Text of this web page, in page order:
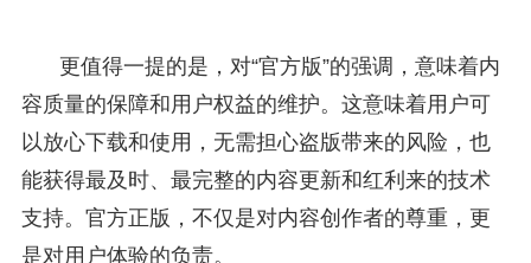
更值得一提的是，对“官方版”的强调，意味着内
容质量的保障和用户权益的维护。这意味着用户可
以放心下载和使用，无需担心盗版带来的风险，也
能获得最及时、最完整的内容更新和红利来的技术
支持。官方正版，不仅是对内容创作者的尊重，更
是对用户体验的负责。